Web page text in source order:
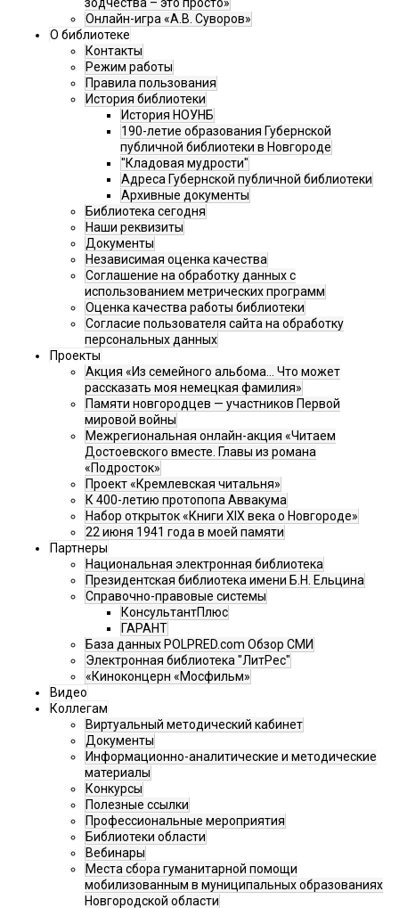
зодчества – это просто»
Онлайн-игра «А.В. Суворов»
О библиотеке
Контакты
Режим работы
Правила пользования
История библиотеки
История НОУНБ
190-летие образования Губернской
публичной библиотеки в Новгороде
"Кладовая мудрости"
Адреса Губернской публичной библиотеки
Архивные документы
Библиотека сегодня
Наши реквизиты
Документы
Независимая оценка качества
Соглашение на обработку данных с
использованием метрических программ
Оценка качества работы библиотеки
Согласие пользователя сайта на обработку
персональных данных
Проекты
Акция «Из семейного альбома... Что может
рассказать моя немецкая фамилия»
Памяти новгородцев — участников Первой
мировой войны
Межрегиональная онлайн-акция «Читаем
Достоевского вместе. Главы из романа
«Подросток»
Проект «Кремлевская читальня»
К 400-летию протопопа Аввакума
Набор открыток «Книги XIX века о Новгороде»
22 июня 1941 года в моей памяти
Партнеры
Национальная электронная библиотека
Президентская библиотека имени Б.Н. Ельцина
Справочно-правовые системы
КонсультантПлюс
ГАРАНТ
База данных POLPRED.com Обзор СМИ
Электронная библиотека "ЛитРес"
«Киноконцерн «Мосфильм»
Видео
Коллегам
Виртуальный методический кабинет
Документы
Информационно-аналитические и методические
материалы
Конкурсы
Полезные ссылки
Профессиональные мероприятия
Библиотеки области
Вебинары
Места сбора гуманитарной помощи
мобилизованным в муниципальных образованиях
Новгородской области